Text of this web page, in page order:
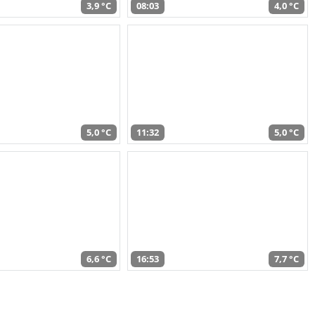
3,9 °C 08:03 4,0 °C
5,0 °C 11:32 5,0 °C
6,6 °C 16:53 7,7 °C